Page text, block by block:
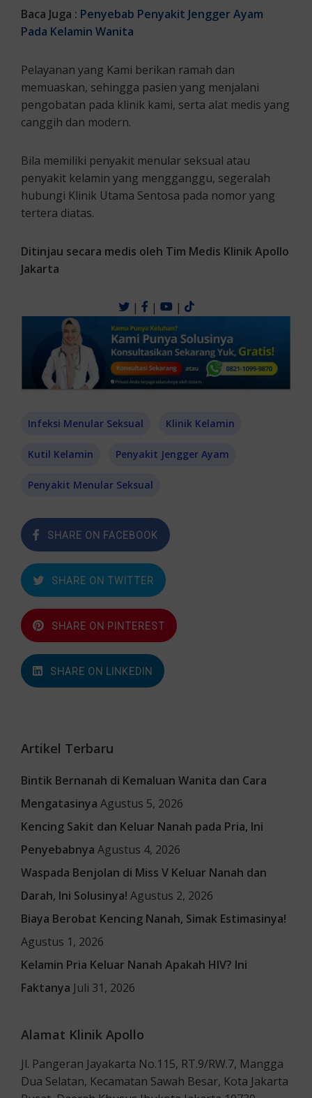
Baca Juga : Penyebab Penyakit Jengger Ayam
Pada Kelamin Wanita
Pelayanan yang Kami berikan ramah dan
memuaskan, sehingga pasien yang menjalani
pengobatan pada klinik kami, serta alat medis yang
canggih dan modern.
Bila memiliki penyakit menular seksual atau
penyakit kelamin yang mengganggu, segeralah
hubungi Klinik Utama Sentosa pada nomor yang
tertera diatas.
Ditinjau secara medis oleh Tim Medis Klinik Apollo
Jakarta
| | |
Infeksi Menular Seksual Klinik Kelamin
Kutil Kelamin Penyakit Jengger Ayam
Penyakit Menular Seksual
SHARE ON FACEBOOK
SHARE ON TWITTER
SHARE ON PINTEREST
SHARE ON LINKEDIN
Artikel Terbaru
Bintik Bernanah di Kemaluan Wanita dan Cara
Mengatasinya Agustus 5, 2026
Kencing Sakit dan Keluar Nanah pada Pria, Ini
Penyebabnya Agustus 4, 2026
Waspada Benjolan di Miss V Keluar Nanah dan
Darah, Ini Solusinya! Agustus 2, 2026
Biaya Berobat Kencing Nanah, Simak Estimasinya!
Agustus 1, 2026
Kelamin Pria Keluar Nanah Apakah HIV? Ini
Faktanya Juli 31, 2026
Alamat Klinik Apollo
Jl. Pangeran Jayakarta No.115, RT.9/RW.7, Mangga
Dua Selatan, Kecamatan Sawah Besar, Kota Jakarta